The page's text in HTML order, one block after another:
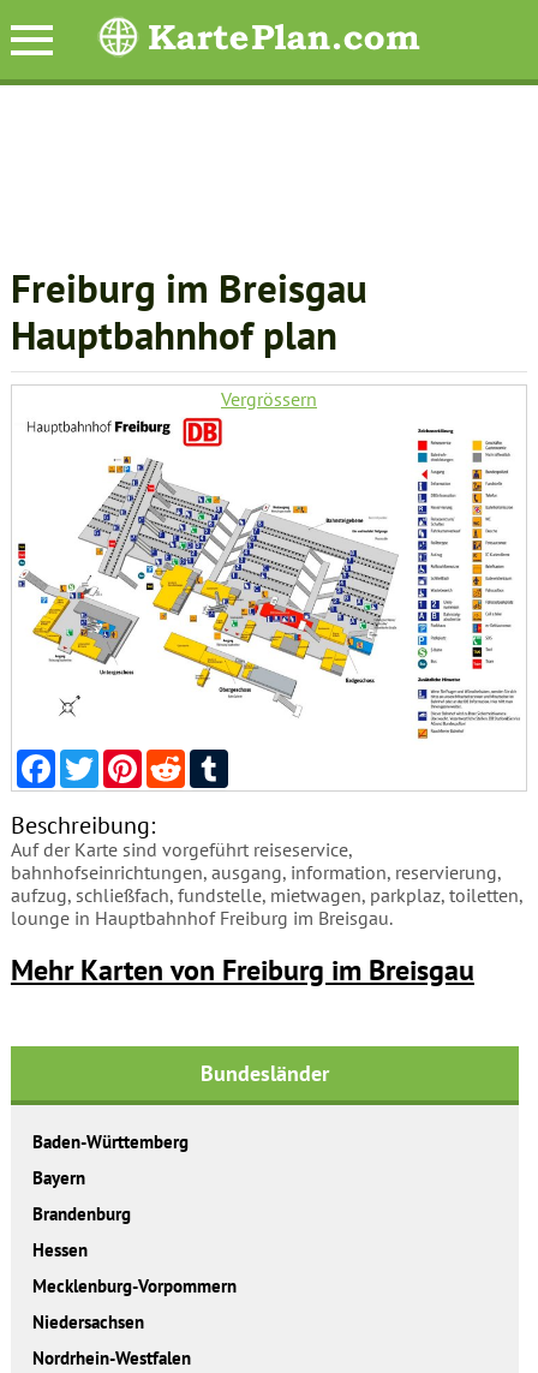
Freiburg im Breisgau
Hauptbahnhof plan
Vergrössern
Facebook
TwitterPinterest
RedditTumblr
Beschreibung:
Auf der Karte sind vorgeführt reiseservice,
bahnhofseinrichtungen, ausgang, information, reservierung,
aufzug, schließfach, fundstelle, mietwagen, parkplaz, toiletten,
lounge in Hauptbahnhof Freiburg im Breisgau.
Mehr Karten von Freiburg im Breisgau
Bundesländer
Baden-Württemberg
Bayern
Brandenburg
Hessen
Mecklenburg-Vorpommern
Niedersachsen
Nordrhein-Westfalen